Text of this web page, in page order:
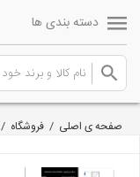
دسته بندی ها
صفحه ی اصلی / فروشگاه